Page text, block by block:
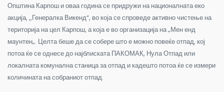
Општина Карпош и оваа година се придружи на националната еко
акција, ,,Генералка Викенд“, во која се спроведе активно чистење на
територија на цел Карпош, а која е во организација на „Мен енд
маунтен„. Целта беше да се собере што е можно повеќе отпад, кој
потоа ќе се однесе до најблиската ПАКОМАК, Нула Отпад или
локалната комунална станица за отпад и кадешто потоа ќе се измери
количината на собраниот отпад.